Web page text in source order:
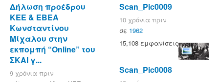
Δήλωση προέδρου
ΚΕΕ & ΕΒΕΑ
Κωνσταντίνου
Μίχαλου στην
εκπομπή “Online” του
ΣΚΑΙ γ...
9 χρόνια πριν
Scan_Pic0009
10 χρόνια πριν
σε 1962
15,108 εμφανίσεις
Scan_Pic0008